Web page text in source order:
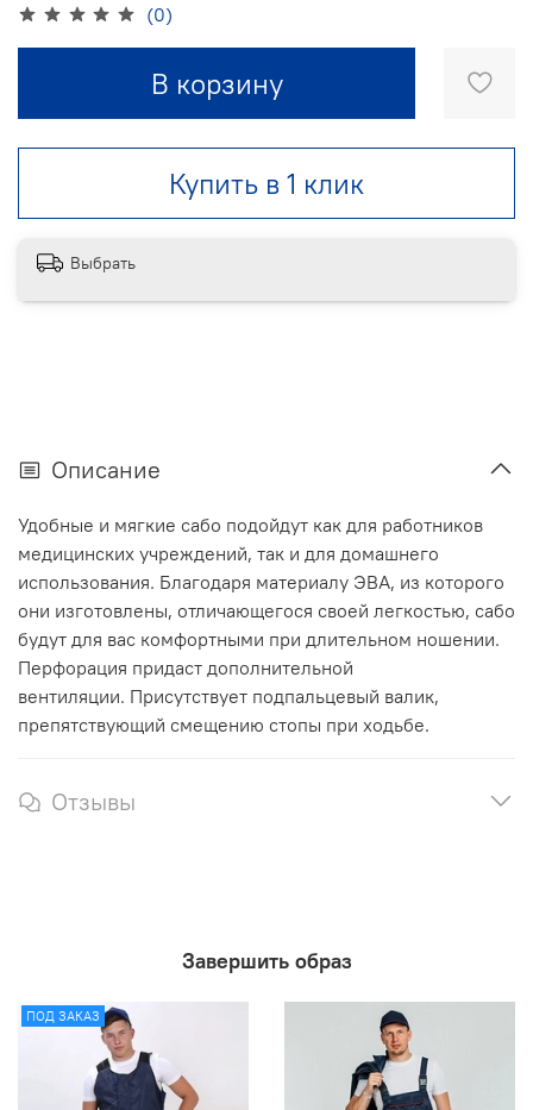
(0)
В корзину
Купить в 1 клик
Выбрать
Описание
Удобные и мягкие сабо подойдут как для работников
медицинских учреждений, так и для домашнего
использования. Благодаря материалу ЭВА, из которого
они изготовлены, отличающегося своей легкостью, сабо
будут для вас комфортными при длительном ношении.
Перфорация придаст дополнительной
вентиляции. Присутствует подпальцевый валик,
препятствующий смещению стопы при ходьбе.
Отзывы
Завершить образ
ПОД ЗАКАЗ